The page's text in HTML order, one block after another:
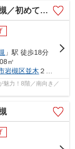
ームもお任せください
」駅 徒歩18分
㎡
岩槻区並木 ２丁目8-1
魅力！8階／南向き／